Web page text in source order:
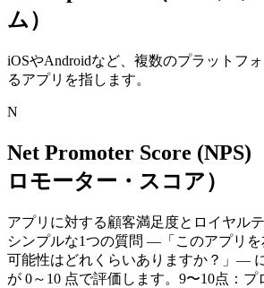
ム）
iOSやAndroidなど、複数のプラットフ
るアプリを指します。
N
Net Promoter Score
ロモーター・スコア）
アプリに対する顧客満足度とロイヤル
シンプルな1つの質問 —「このアプリ
可能性はどれくらいありますか？」—
が 0～10 点で評価します。 9〜10点：プ